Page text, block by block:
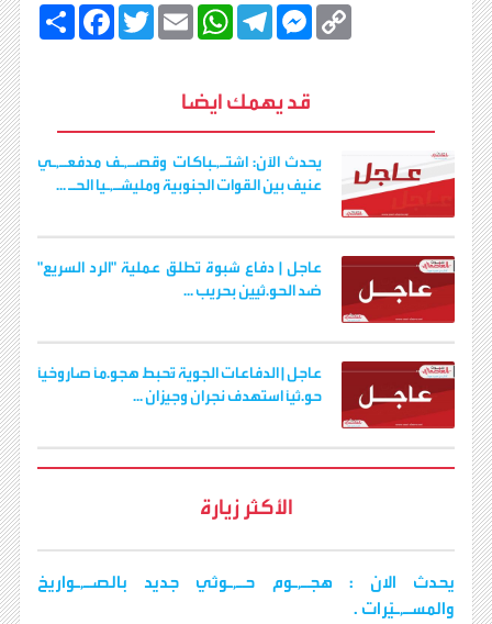
ا
F
a
k
T
w
E
m
W
h
A
p
T
e
r
m
M
e
n
e
C
k
قد يهمك ايضا
يحدث الآن: اشتـ,ـباكات وقصـ,ـف مدفعـ,ـي
عنيف بين القوات الجنوبية ومليشـ,ـيا الحـ ...
عاجل | دفاع شبوة تطلق عملية "الرد السريع"
ضد الحو.ثيين بحريب ...
عاجل | الدفاعات الجوية تُحبط هجو.مًا صاروخيًا
حو.ثيًا استهدف نجران وجيزان ...
الأكثر زيارة
يحدث الان : هجـ,ـوم حـ,ـوثي جديد بالصـ,ـواريخ
والمسـ,ـيّرات .